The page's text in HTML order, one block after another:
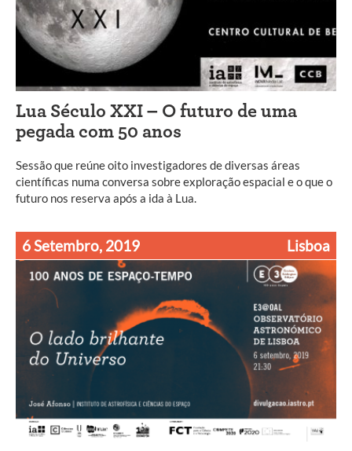
Lua Século XXI – O futuro de uma
pegada com 50 anos
Sessão que reúne oito investigadores de diversas áreas
científicas numa conversa sobre exploração espacial e o que o
futuro nos reserva após a ida à Lua.
6 Setembro, 2019 Lisboa